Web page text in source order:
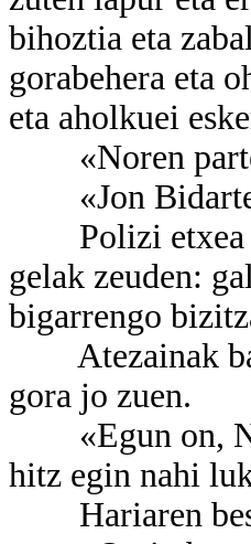
bihoztia eta
gorabehera eta
eta aholkuei
«Noren
«Jon Bidartek
Polizi etxea
gelak zeuden:
bigarrengo
Atezainak
gora jo zuen.
«Egun on,
hitz egin nahi
Hariaren